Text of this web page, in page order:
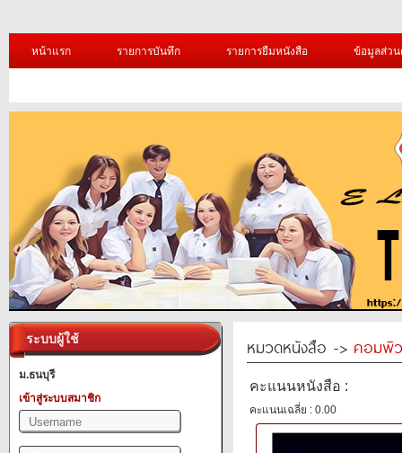
หน้าแรก รายการบันทึก รายการยืมหนังสือ ข้อมูลส่ว
ระบบผู้ใช้
ม.ธนบุรี
เข้าสู่ระบบสมาชิก
หมวดหนังสือ -> คอมพิ
คะแนนหนังสือ :
คะแนนเฉลี่ย : 0.00